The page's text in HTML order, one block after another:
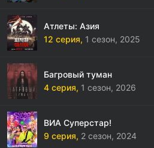
Атлеты: Азия
12 серия, 1 сезон, 2025
Багровый туман
4 серия, 1 сезон, 2026
ВИА Суперстар!
9 серия, 2 сезон, 2024